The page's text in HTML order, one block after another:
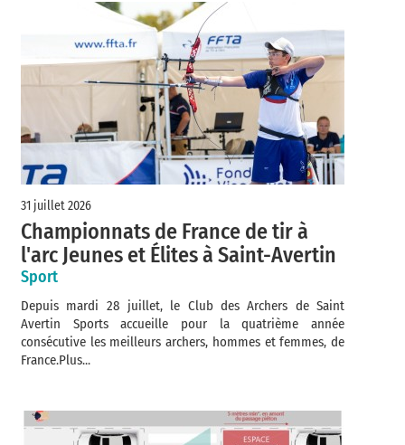
31 juillet 2026
Championnats de France de tir à
l'arc Jeunes et Élites à Saint-Avertin
Sport
Depuis mardi 28 juillet, le Club des Archers de Saint
Avertin Sports accueille pour la quatrième année
consécutive les meilleurs archers, hommes et femmes, de
France.Plus...